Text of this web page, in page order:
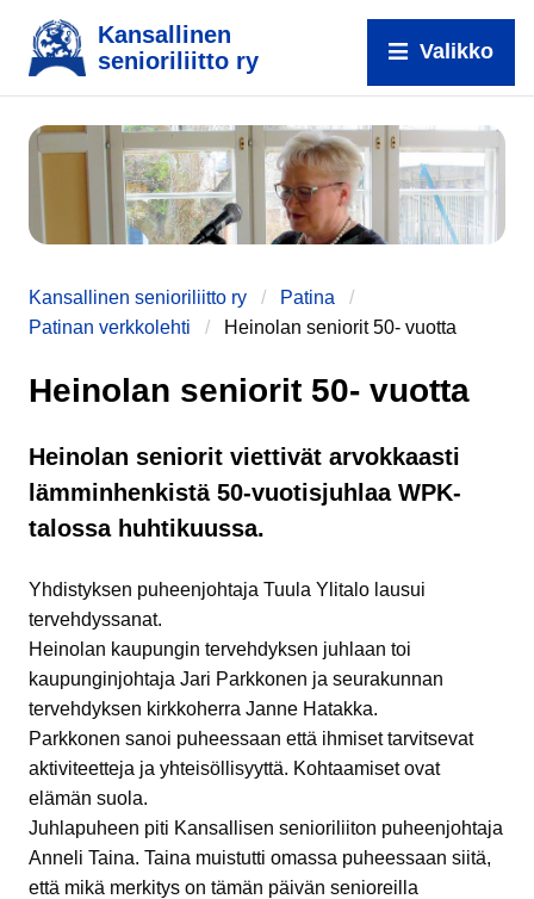
Kansallinen
senioriliitto ry
Valikko
Kansallinen senioriliitto ry
Patina
Patinan verkkolehti
Heinolan seniorit 50- vuotta
Heinolan seniorit 50- vuotta
Heinolan seniorit viettivät arvokkaasti
lämminhenkistä 50-vuotisjuhlaa WPK-
talossa huhtikuussa.
Yhdistyksen puheenjohtaja Tuula Ylitalo lausui
tervehdyssanat.
Heinolan kaupungin tervehdyksen juhlaan toi
kaupunginjohtaja Jari Parkkonen ja seurakunnan
tervehdyksen kirkkoherra Janne Hatakka.
Parkkonen sanoi puheessaan että ihmiset tarvitsevat
aktiviteetteja ja yhteisöllisyyttä. Kohtaamiset ovat
elämän suola.
Juhlapuheen piti Kansallisen senioriliiton puheenjohtaja
Anneli Taina. Taina muistutti omassa puheessaan siitä,
että mikä merkitys on tämän päivän senioreilla